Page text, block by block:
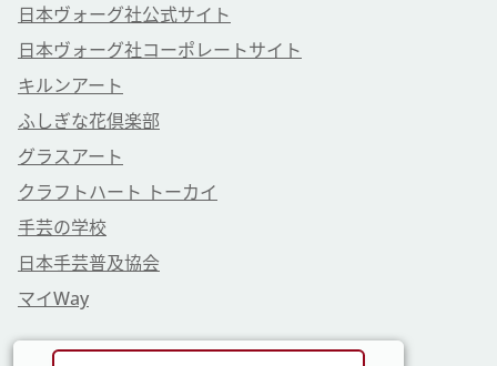
日本ヴォーグ社公式サイト
日本ヴォーグ社コーポレートサイト
キルンアート
ふしぎな花倶楽部
グラスアート
クラフトハート トーカイ
手芸の学校
日本手芸普及協会
マイWay